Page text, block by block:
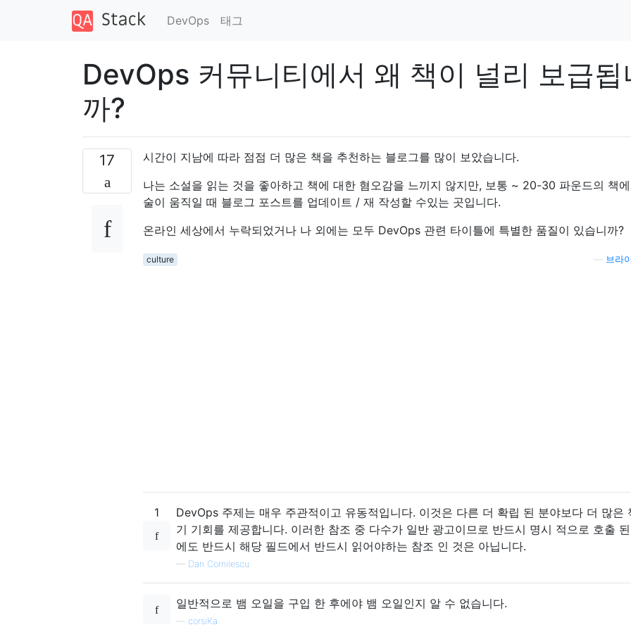
DevOps 태그
DevOps 커뮤니티에서 왜 책이 널리 보급됩
까?
17
시간이 지남에 따라 점점 더 많은 책을 추천하는 블로그를 많이 보았습니다.
나는 소설을 읽는 것을 좋아하고 책에 대한 혐오감을 느끼지 않지만, 보통 ~ 20-30 파운드의 책
술이 움직일 때 블로그 포스트를 업데이트 / 재 작성할 수있는 곳입니다.
온라인 세상에서 누락되었거나 나 외에는 모두 DevOps 관련 타이틀에 특별한 품질이 있습니까?
culture
브라
1
DevOps 주제는 매우 주관적이고 유동적입니다. 이것은 다른 더 확립 된 분야보다 더 많은
기 기회를 제공합니다. 이러한 참조 중 다수가 일반 광고이므로 반드시 명시 적으로 호출
에도 반드시 해당 필드에서 반드시 읽어야하는 참조 인 것은 아닙니다.
— Dan Cornilescu
일반적으로 뱀 오일을 구입 한 후에야 뱀 오일인지 알 수 없습니다.
corsiKa